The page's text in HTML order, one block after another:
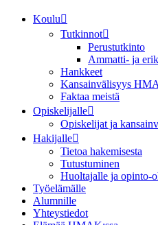
Koulu
Tutkinnot
Perustutkinto
Ammatti- ja
Hankkeet
Kansainvälisyys
Faktaa meistä
Opiskelijalle
Opiskelijat ja
Hakijalle
Tietoa hakemisesta
Tutustuminen
Huoltajalle ja opinto-
Työelämälle
Alumnille
Yhteystiedot